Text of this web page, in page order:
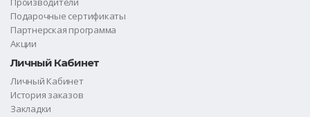
Подарочные сертификаты
Партнерская программа
Акции
Личный Кабинет
Личный Кабинет
История заказов
Закладки